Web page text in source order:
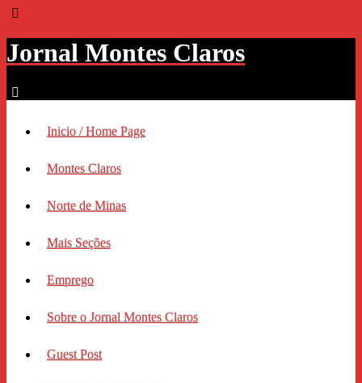
Jornal Montes Claros
Inicio / Home Page
Montes Claros
Norte de Minas
Mais Seções
Emprego
Sobre o Jornal Montes Claros
Guest Post